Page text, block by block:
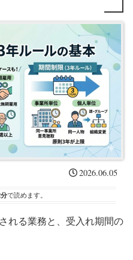
2026.06.05
で読めます。
れる業務と、受入れ期間の